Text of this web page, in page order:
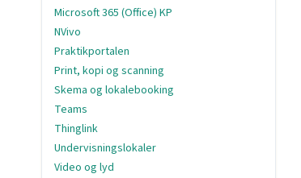
Microsoft 365 (Office) KP
NVivo
Praktikportalen
Print, kopi og scanning
Skema og lokalebooking
Teams
Thinglink
Undervisningslokaler
Video og lyd